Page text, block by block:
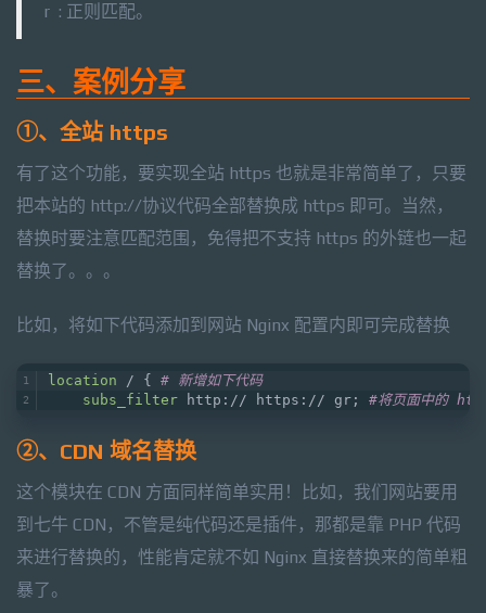
r : 正则匹配。
三、案例分享
①、全站 https
有了这个功能，要实现全站 https 也就是非常简单了，只要
把本站的 http://协议代码全部替换成 https 即可。当然，
替换时要注意匹配范围，免得把不支持 https 的外链也一起
替换了。。。
比如，将如下代码添加到网站 Nginx 配置内即可完成替换
location / { # 新增如下代码
subs_filter http:// https:// gr; #将页面中的
②、CDN 域名替换
这个模块在 CDN 方面同样简单实用！比如，我们网站要用
到七牛 CDN，不管是纯代码还是插件，那都是靠 PHP 代码
来进行替换的，性能肯定就不如 Nginx 直接替换来的简单粗
暴了。